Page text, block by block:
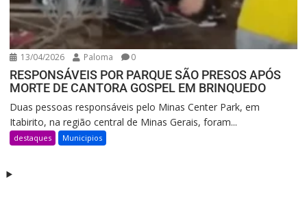
13/04/2026 Paloma 0
RESPONSÁVEIS POR PARQUE SÃO PRESOS APÓS
MORTE DE CANTORA GOSPEL EM BRINQUEDO
Duas pessoas responsáveis pelo Minas Center Park, em
Itabirito, na região central de Minas Gerais, foram...
destaques Municipios